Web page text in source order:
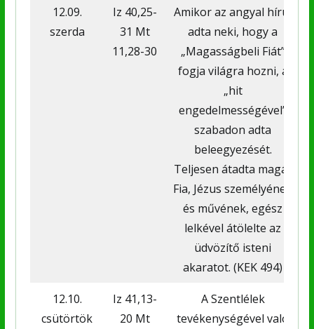
12.09.
szerda
Iz 40,25-
31 Mt
11,28-30
Amikor az angyal hírül
adta neki, hogy a
„Magasságbeli Fiát”
fogja világra hozni, a
„hit
engedelmességével”
szabadon adta
beleegyezését.
Teljesen átadta magát
Fia, Jézus személyének
és művének, egész
lelkével átölelte az
üdvözítő isteni
akaratot. (KEK 494)
12.10.
csütörtök
Iz 41,13-
20 Mt
A Szentlélek
tevékenységével való